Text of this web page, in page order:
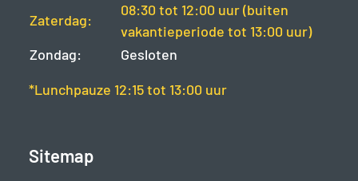
Zaterdag:
08:30 tot 12:00 uur (buiten
vakantieperiode tot 13:00 uur)
Zondag:
Gesloten
*Lunchpauze 12:15 tot 13:00 uur
Sitemap